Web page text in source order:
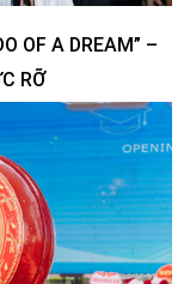
OF A DREAM” –
RỠ